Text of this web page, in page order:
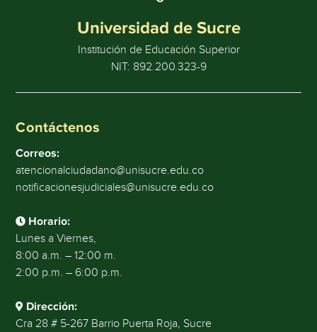
Universidad de Sucre
Institución de Educación Superior
NIT: 892.200.323-9
Contáctenos
Correos:
atencionalciudadano@unisucre.edu.co
notificacionesjudiciales@unisucre.edu.co
Horario:
Lunes a Viernes,
8:00 a.m. – 12:00 m.
2:00 p.m. – 6:00 p.m.
Dirección:
Cra 28 # 5-267 Barrio Puerta Roja, Sucre